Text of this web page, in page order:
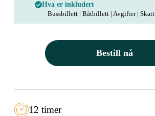
Hva er inkludert
Bussbillett | Båtbillett | Avgifter | Skatt
Bestill nå
12 timer